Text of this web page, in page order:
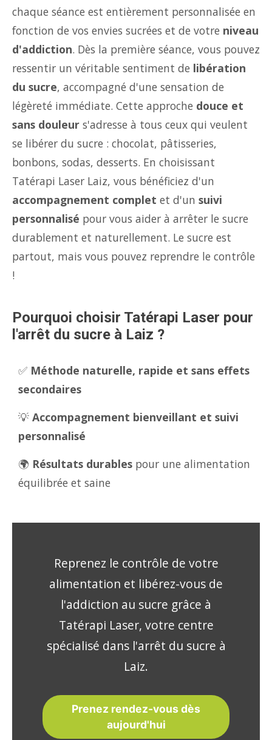
chaque séance est entièrement personnalisée en
fonction de vos envies sucrées et de votre niveau
d'addiction. Dès la première séance, vous pouvez
ressentir un véritable sentiment de libération
du sucre, accompagné d'une sensation de
légèreté immédiate. Cette approche douce et
sans douleur s'adresse à tous ceux qui veulent
se libérer du sucre : chocolat, pâtisseries,
bonbons, sodas, desserts. En choisissant
Tatérapi Laser Laiz, vous bénéficiez d'un
accompagnement complet et d'un suivi
personnalisé pour vous aider à arrêter le sucre
durablement et naturellement. Le sucre est
partout, mais vous pouvez reprendre le contrôle
!
Pourquoi choisir Tatérapi Laser pour
l'arrêt du sucre à Laiz ?
✅ Méthode naturelle, rapide et sans effets
secondaires
💡 Accompagnement bienveillant et suivi
personnalisé
🌍 Résultats durables pour une alimentation
équilibrée et saine
Reprenez le contrôle de votre
alimentation et libérez-vous de
l'addiction au sucre grâce à
Tatérapi Laser, votre centre
spécialisé dans l'arrêt du sucre à
Laiz.
Prenez rendez-vous dès
aujourd'hui